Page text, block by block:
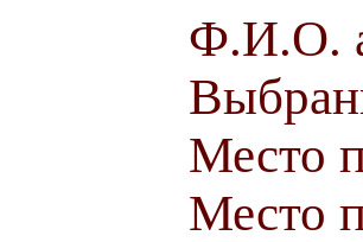
Ф.И.О.
Место
Место